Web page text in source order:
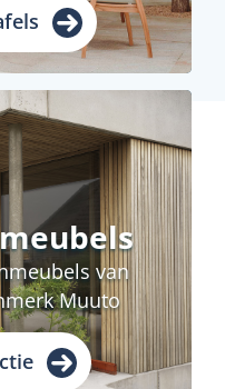
van
Muuto